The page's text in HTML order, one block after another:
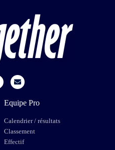
Equipe Pro
Calendrier / résultats
Classement
Effectif